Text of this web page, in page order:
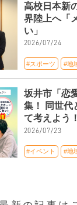
高校日本新
界陸上へ「
い」
2026/07/24
#スポーツ #地
坂井市「恋
集！ 同世代
て考えよう！
2026/07/23
#イベント #地